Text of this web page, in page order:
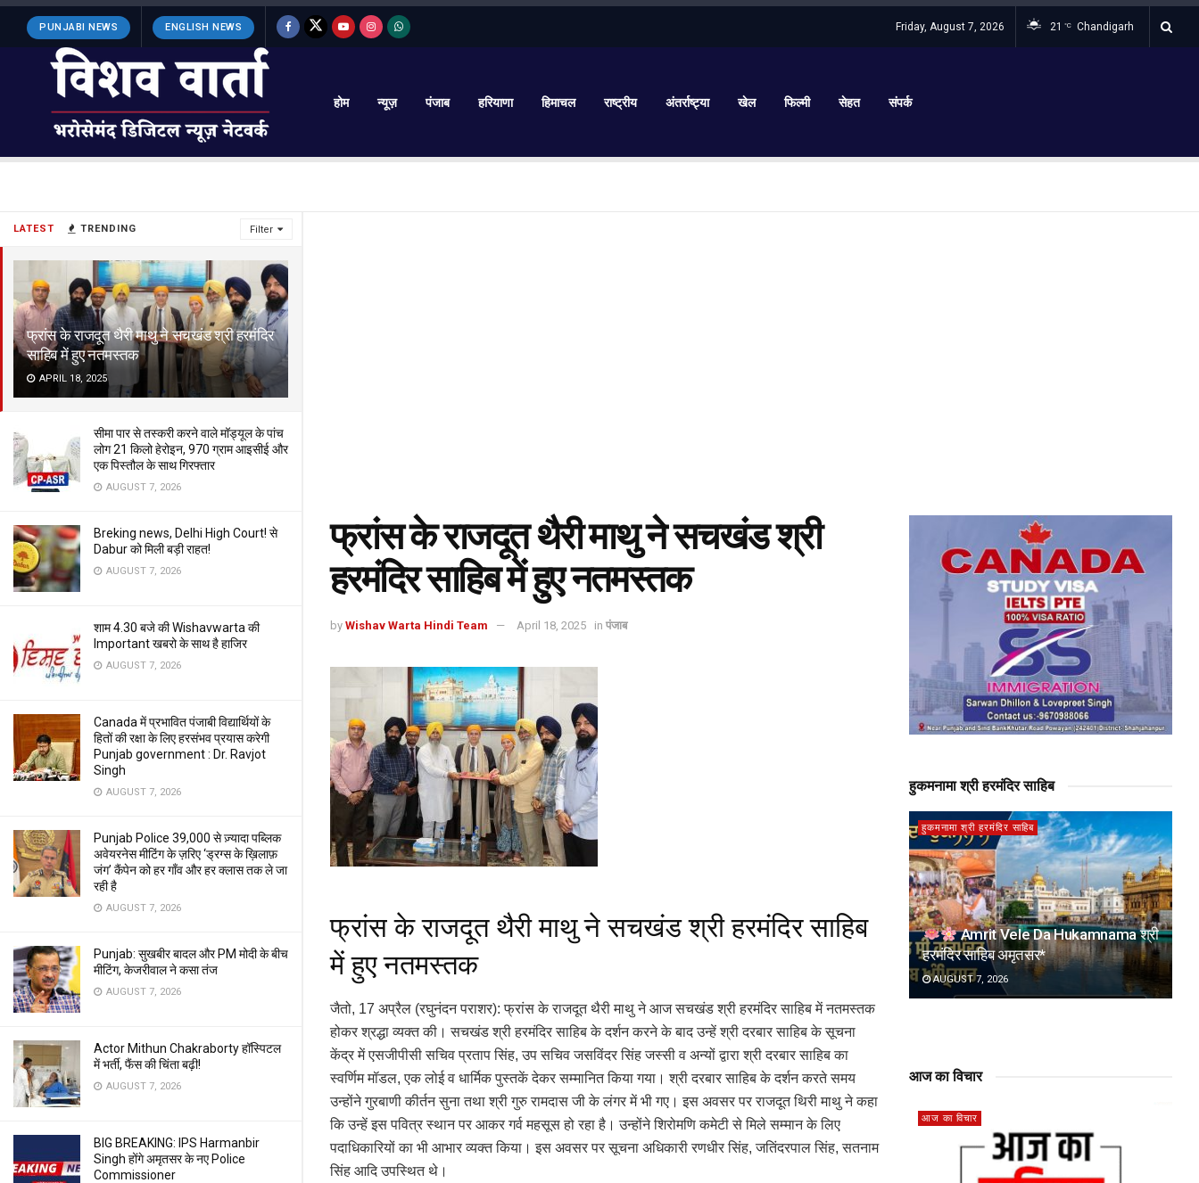
LATEST TRENDING Filter
फ्रांस के राजदूत थैरी माथु ने सचखंड श्री हरमंदिर
साहिब में हुए नतमस्तक
APRIL 18, 2025
सीमा पार से तस्करी करने वाले मॉड्यूल के पांच
लोग 21 किलो हेरोइन, 970 ग्राम आइसीई और
एक पिस्तौल के साथ गिरफ्तार
AUGUST 7, 2026
Breking news, Delhi High Court! से
Dabur को मिली बड़ी राहत!
AUGUST 7, 2026
शाम 4.30 बजे की Wishavwarta की
Important खबरो के साथ है हाजिर
AUGUST 7, 2026
Canada में प्रभावित पंजाबी विद्यार्थियों के
हितों की रक्षा के लिए हरसंभव प्रयास करेगी
Punjab government : Dr. Ravjot
Singh
AUGUST 7, 2026
Punjab Police 39,000 से ज़्यादा पब्लिक
अवेयरनेस मीटिंग के ज़रिए ‘ड्रग्स के ख़िलाफ़
जंग’ कैंपेन को हर गाँव और हर क्लास तक ले जा
रही है
AUGUST 7, 2026
Punjab: सुखबीर बादल और PM मोदी के बीच
मीटिंग, केजरीवाल ने कसा तंज
AUGUST 7, 2026
Actor Mithun Chakraborty हॉस्पिटल
में भर्ती, फैंस की चिंता बढ़ी!
AUGUST 7, 2026
BIG BREAKING: IPS Harmanbir
Singh होंगे अमृतसर के नए Police
Commissioner
PUNJABI NEWS ENGLISH NEWS Friday, August 7, 2026 21 °C Chandigarh
होम न्यूज़ पंजाब हरियाणा हिमाचल राष्ट्रीय अंतर्राष्ट्या खेल फिल्मी सेहत संपर्क
फ्रांस के राजदूत थैरी माथु ने सचखंड श्री
हरमंदिर साहिब में हुए नतमस्तक
by Wishav Warta Hindi Team April 18, 2025 in पंजाब
फ्रांस के राजदूत थैरी माथु ने सचखंड श्री हरमंदिर साहिब
में हुए नतमस्तक
जैतो, 17 अप्रैल (रघुनंदन पराशर): फ्रांस के राजदूत थैरी माथु ने आज सचखंड श्री हरमंदिर साहिब में नतमस्तक
होकर श्रद्धा व्यक्त की। सचखंड श्री हरमंदिर साहिब के दर्शन करने के बाद उन्हें श्री दरबार साहिब के सूचना
केंद्र में एसजीपीसी सचिव प्रताप सिंह, उप सचिव जसविंदर सिंह जस्सी व अन्यों द्वारा श्री दरबार साहिब का
स्वर्णिम मॉडल, एक लोई व धार्मिक पुस्तकें देकर सम्मानित किया गया। श्री दरबार साहिब के दर्शन करते समय
उन्होंने गुरबाणी कीर्तन सुना तथा श्री गुरु रामदास जी के लंगर में भी गए। इस अवसर पर राजदूत थिरी माथु ने कहा
कि उन्हें इस पवित्र स्थान पर आकर गर्व महसूस हो रहा है। उन्होंने शिरोमणि कमेटी से मिले सम्मान के लिए
पदाधिकारियों का भी आभार व्यक्त किया। इस अवसर पर सूचना अधिकारी रणधीर सिंह, जतिंदरपाल सिंह, सतनाम
सिंह आदि उपस्थित थे।
हुकमनामा श्री हरमंदिर साहिब
हुकमनामा श्री हरमंदिर साहिब
Amrit Vele Da Hukamnama श्री
हरमंदिर साहिब अमृतसर*
AUGUST 7, 2026
आज का विचार
आज का विचार